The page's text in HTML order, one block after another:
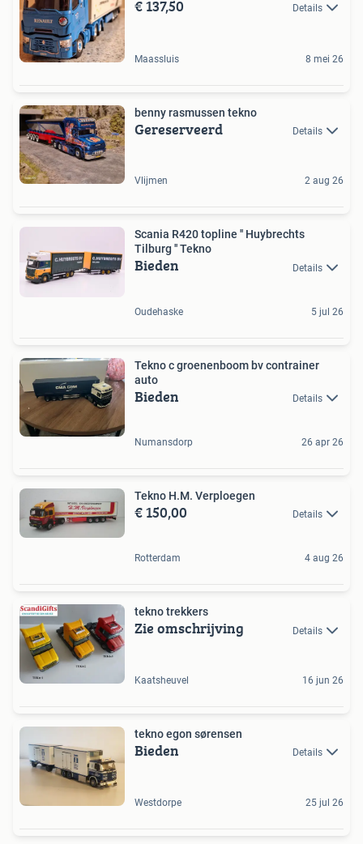
€ 137,50 Details
Maassluis 8 mei 26
benny rasmussen tekno
Gereserveerd Details
Vlijmen 2 aug 26
Scania R420 topline '' Huybrechts
Tilburg '' Tekno
Bieden Details
Oudehaske 5 jul 26
Tekno c groenenboom bv contrainer
auto
Bieden Details
Numansdorp 26 apr 26
Tekno H.M. Verploegen
€ 150,00 Details
Rotterdam 4 aug 26
tekno trekkers
Zie omschrijving Details
Kaatsheuvel 16 jun 26
tekno egon sørensen
Bieden Details
Westdorpe 25 jul 26